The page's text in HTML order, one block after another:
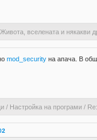
Живота, вселената и някакви
mod_securityна апача. В
/ Настройка на програми/